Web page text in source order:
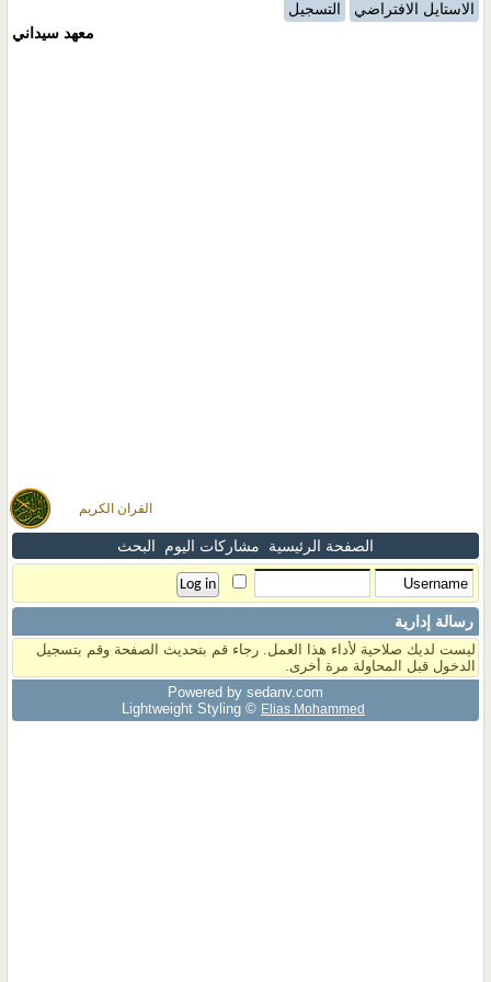
القران الكريم
الاستايل الافتراضي
التسجيل
معهد سيداني
الصفحة الرئيسية مشاركات اليوم البحث
رسالة إدارية
ليست لديك صلاحية لأداء هذا العمل. رجاء قم بتحديث الصفحة وقم بتسجيل
الدخول قبل المحاولة مرة أخرى.
Powered by sedany.com
Lightweight Styling © Elias Mohammed